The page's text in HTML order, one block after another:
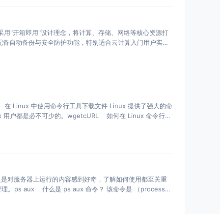
"开箱即用"设计理念，将计算、存储、网络等核心资源打
自动备份与安全防护功能，特别适合云计算入门用户实现
Linux 中使用命令行工具下载文件 Linux 提供了强大的命
用户都是必不可少的。wgetcURL 如何在 Linux 命令行中
对服务器上运行的内容感到好奇，了解如何使用都至关重
理。ps aux 什么是 ps aux 命令？ 该命令是 （process